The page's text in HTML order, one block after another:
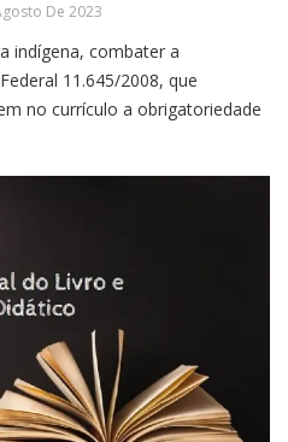
De 2023
indígena, combater a
11.645/2008, que
no currículo a obrigatoriedade